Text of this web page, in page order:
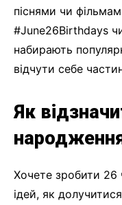
піснями чи
#June26Birthdays
набирають
відчути себе
Як
Хочете зробити 26
ідей, як